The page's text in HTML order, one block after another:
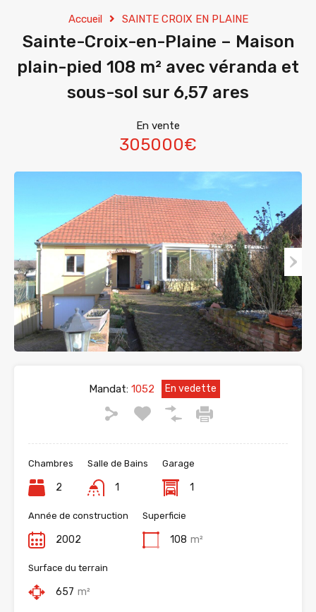
Accueil SAINTE CROIX EN PLAINE
Sainte-Croix-en-Plaine – Maison
plain-pied 108 m² avec véranda et
sous-sol sur 6,57 ares
En vente
305000€
Mandat: 1052 En vedette
Chambres
2
Salle de Bains
1
Garage
1
Année de construction
2002
Superficie
108 m²
Surface du terrain
657 m²